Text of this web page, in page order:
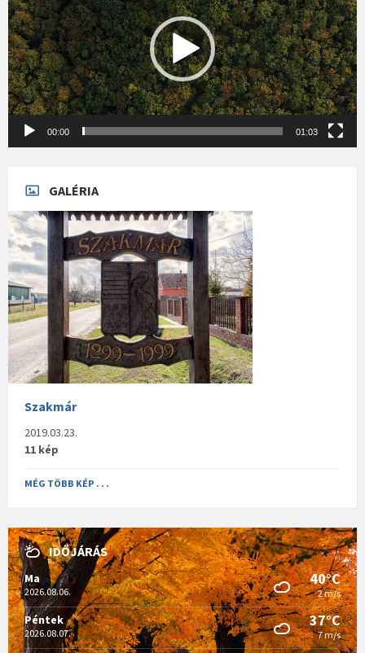
00:00 01:03
GALÉRIA
Szakmár
2019.03.23.
11 kép
MÉG TÖBB KÉP . . .
IDŐJÁRÁS
Ma
2026.08.06.
40°C
2 m/s
Péntek
2026.08.07.
37°C
7 m/s